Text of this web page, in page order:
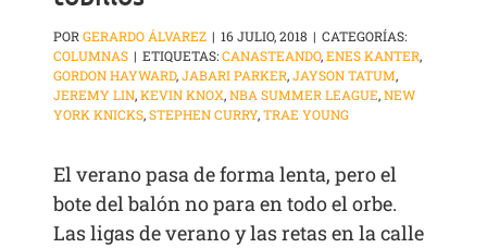
PORGERARDO ÁLVAREZ | 16 JULIO, 2018 | CATEGORÍAS:
COLUMNAS | ETIQUETAS:CANASTEANDO,ENES KANTER,
GORDON HAYWARD,JABARI PARKER,JAYSON TATUM,
JEREMY LIN,KEVIN KNOX,NBA SUMMER LEAGUE,NEW
YORK KNICKS,STEPHEN CURRY,TRAE YOUNG
El verano pasa de forma lenta, pero el
bote del balón no para en todo el orbe.
Las ligas de verano y las retas en la calle